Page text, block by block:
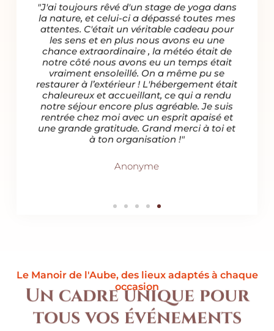
"J'ai toujours rêvé d'un stage de yoga dans
la nature, et celui-ci a dépassé toutes mes
attentes. C'était un véritable cadeau pour
les sens et en plus nous avons eu une
chance extraordinaire , la météo était de
notre côté nous avons eu un temps était
vraiment ensoleillé. On a même pu se
restaurer à l’extérieur ! L'hébergement était
chaleureux et accueillant, ce qui a rendu
notre séjour encore plus agréable. Je suis
rentrée chez moi avec un esprit apaisé et
une grande gratitude. Grand merci à toi et
à ton organisation !"
Anonyme
Le Manoir de l'Aube, des lieux adaptés à chaque
occasion
Un cadre unique pour
tous vos événements